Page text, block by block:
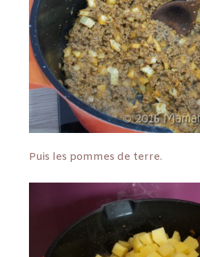
Puis les pommes de terre.